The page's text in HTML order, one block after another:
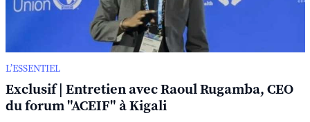
L’ESSENTIEL
Exclusif | Entretien avec Raoul Rugamba, CEO
du forum "ACEIF" à Kigali